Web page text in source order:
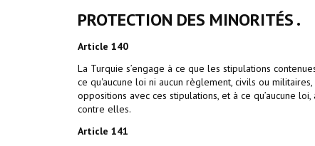
PROTECTION DES MINORITÉS.
Article 140
La Turquie s’engage à ce que les stipulations
ce qu'aucune loi ni aucun règlement, civils ou
oppositions avec ces stipulations, et à ce qu’aucune
contre elles.
Article 141